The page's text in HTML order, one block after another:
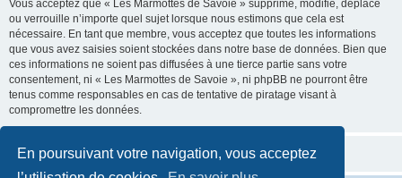
En poursuivant votre navigation, vous acceptez
Vous acceptez que « Les Marmottes de Savoie » supprime, modifie, déplace
ou verrouille n’importe quel sujet lorsque nous estimons que cela est
nécessaire. En tant que membre, vous acceptez que toutes les informations
que vous avez saisies soient stockées dans notre base de données. Bien que
ces informations ne soient pas diffusées à une tierce partie sans votre
consentement, ni « Les Marmottes de Savoie », ni phpBB ne pourront être
tenus comme responsables en cas de tentative de piratage visant à
compromettre les données.